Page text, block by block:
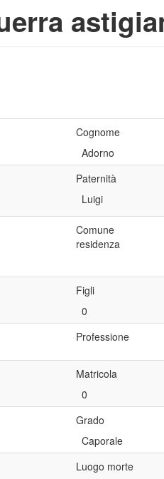
Cognome
Adorno
Paternità
Luigi
Comune
residenza
Figli
0
Professione
Matricola
0
Grado
Caporale
Luogo morte